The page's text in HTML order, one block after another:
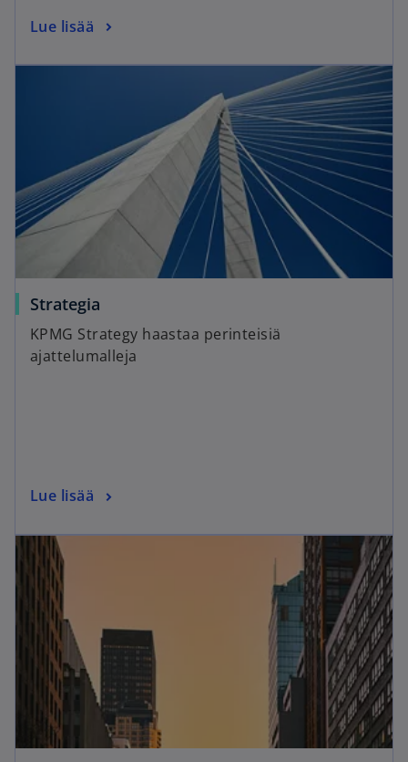
Lue lisää
Strategia
KPMG Strategy haastaa perinteisiä
ajattelumalleja
Lue lisää